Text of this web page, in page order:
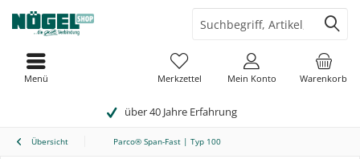
über 40 Jahre Erfahrung
Warenkorb
Merkzettel Mein Konto
Menü
Übersicht Parco® Span-Fast | Typ 100